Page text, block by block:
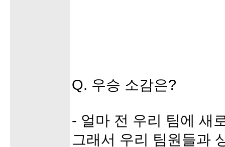
Q. 우승 소감은?
- 얼마 전 우리 팀에 새
그래서 우리 팀원들과